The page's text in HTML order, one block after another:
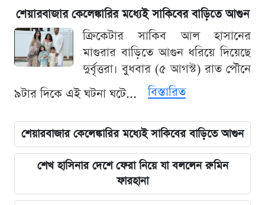
শেয়ারবাজার কেলেঙ্কারির মধ্যেই সাকিবের বাড়িতে আগুন
ক্রিকেটার সাকিব আল হাসানের
মাগুরার বাড়িতে আগুন ধরিয়ে দিয়েছে
দুর্বৃত্তরা। বুধবার (৫ আগস্ট) রাত পৌনে
৯টার দিকে এই ঘটনা ঘটে...
বিস্তারিত
শেয়ারবাজার কেলেঙ্কারির মধ্যেই সাকিবের বাড়িতে আগুন
শেখ হাসিনার দেশে ফেরা নিয়ে যা বললেন রুমিন
ফারহানা